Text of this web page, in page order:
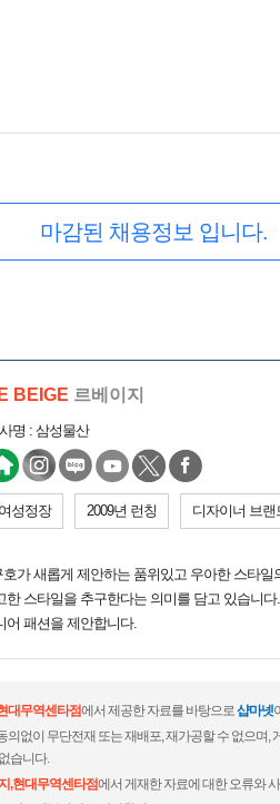
마감된 채용정보 입니다.
BEIGE 르베이지
명 : 삼성물산
여성정장 2009년 런칭 디자이너 브랜
가 새롭게 제안하는 품위있고 우아한 스타
스타일을 추구한다는 의미를 담고 있습니
어 패션을 제안합니다.
대무역센타점에서 제공한 자료를 바탕으로샵마넷
의없이 무단전재 또는 재배포, 재가공할 수 없으며
습니다.
,현대무역센타점에서 게재한 자료에 대한 오류와